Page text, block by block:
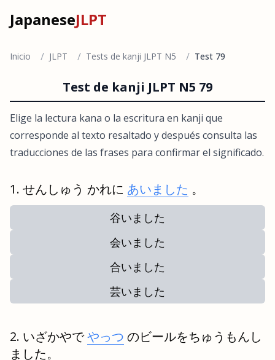
JapaneseJLPT
Inicio / JLPT / Tests de kanji JLPT N5 / Test 79
Test de kanji JLPT N5 79
Elige la lectura kana o la escritura en kanji que
corresponde al texto resaltado y después consulta las
traducciones de las frases para confirmar el significado.
せんしゅう かれに あいました 。
谷いました
会いました
合いました
芸いました
いざかやでやっつ のビールをちゅうもんし
ました。